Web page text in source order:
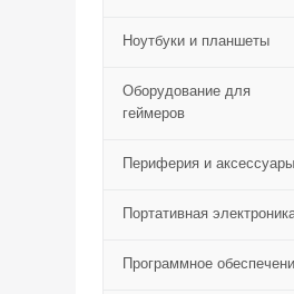
Ноутбуки и планшеты
Оборудование для
геймеров
Периферия и аксессуары
Портативная
Программное